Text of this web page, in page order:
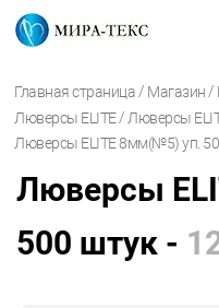
Главная страница / Магазин /
Люверсы ELITE / Люверсы
Люверсы ELITE 8мм(№5) уп.
Люверсы
500 штук -